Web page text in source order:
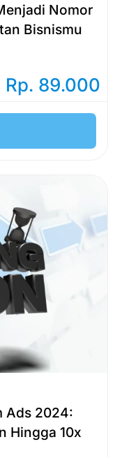
Nomor
Bisnismu
Rp. 89.000
Ads 2024:
Hingga 10x